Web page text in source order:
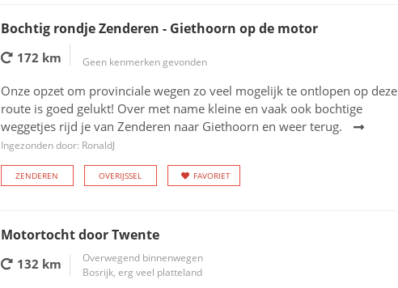
Bochtig rondje Zenderen - Giethoorn op de motor
172 km Geen kenmerken gevonden
Onze opzet om provinciale wegen zo veel mogelijk te ontlopen op deze
route is goed gelukt! Over met name kleine en vaak ook bochtige
weggetjes rijd je van Zenderen naar Giethoorn en weer terug.
Ingezonden door: RonaldJ
ZENDEREN OVERIJSSEL FAVORIET
Motortocht door Twente
132 km
Overwegend binnenwegen
Bosrijk, erg veel platteland